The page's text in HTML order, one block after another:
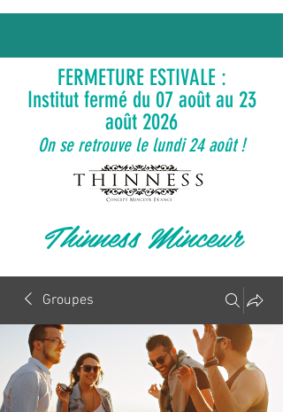
FERMETURE ESTIVALE :
Institut fermé du 07 août au 23
août 2026
On se retrouve le lundi 24 août !
Thinness Minceur
Groupes